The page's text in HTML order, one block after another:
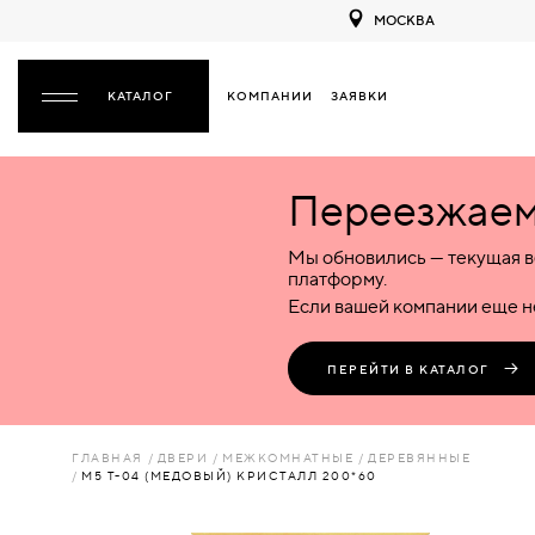
МОСКВА
КОМПАНИИ ЗАЯВКИ
НАЗАД
ПЛАСТИКОВЫЕ
КОМБИНИРОВАННЫЕ
ЛЮКИ
Межкомнатные
Деревянные
Пластиковые
Комбинированные
Входные
Металлические
Пластиковые
Стеклянные
Комбинированные
Специализированные
Металлические
Пластиковые
Стеклянные
Комбинированные
Мы обновились — текущая
платформу.
Если вашей компании еще
ПЕРЕЙТИ В КАТАЛОГ
ГЛАВНАЯ ДВЕРИ МЕЖКОМНАТНЫЕ
ДЕРЕВЯННЫЕ
М5 Т-04 (МЕДОВЫЙ) КРИСТАЛЛ 200*60